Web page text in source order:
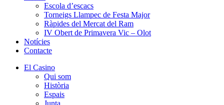
Escola d’escacs
Torneigs Llampec de Festa Major
Ràpides del Mercat del Ram
IV Obert de Primavera Vic – Olot
Notícies
Contacte
El Casino
Qui som
Història
Espais
Junta